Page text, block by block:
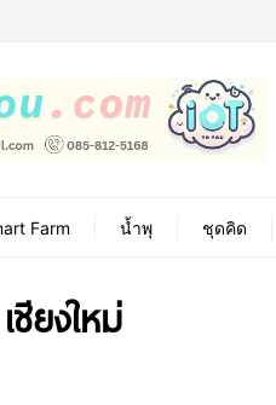
Farm น้ำพุ ชุดคิด
ยงใหม่